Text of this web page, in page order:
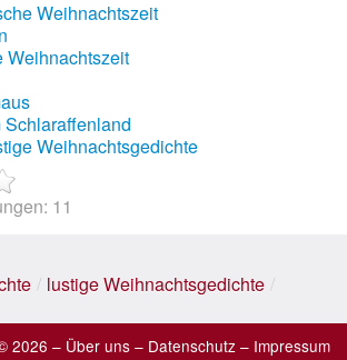
Weihnachtszeit
Weihnachtszeit
Weihnachtsgedichte
11
/ lustige Weihnachtsgedichte /
2026 – Über uns – Datenschutz – Impressum